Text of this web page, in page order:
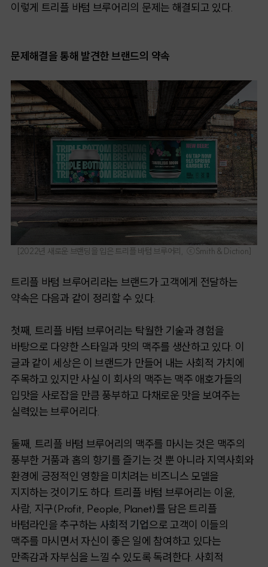
이렇게 트리플 바텀 브루어리의 문제는 해결되고 있다.
문제해결을 통해 발견한 브랜드의 약속
[2022년 새로운 브랜딩을 입은 트리플 바텀 브루어리, ⓒSmith & Diction]
트리플 바텀 브루어리라는 브랜드가 고객에게 전달하는
약속은 다음과 같이 정리할 수 있다.
첫째, 트리플 바텀 브루어리는 탁월한 기술과 경험을
바탕으로 다양한 스타일과 맛의 맥주를 생산하고 있다. 이
글과 같이 세상은 이 브랜드가 만들어 내는 사회적 가치에
주목하고 있지만 사실 이 회사의 맥주는 맥주 애호가들의
입맛을 사로잡을 만큼 풍부하고 다채로운 맛을 보여주는
실력있는 브루어리다.
둘째, 트리플 바텀 브루어리의 맥주를 마시는 것은 맥주의
풍부한 거품과 홉의 향기를 즐기는 것 뿐 아니라 지역사회와
환경에 긍정적인 영향을 미치려는 비즈니스 모델을
지지하는 것이기도 하다. 트리플 바텀 브루어리는 이윤,
사람, 지구(Profit, People, Planet)를 담은 트리플
바텀라인을 추구하는 사회적 기업으로 고객이 이들의
맥주를 마시면서 자신이 좋은 일에 참여하고 있다는
만족감과 자부심을 느낄 수 있도록 독려한다. 사회적